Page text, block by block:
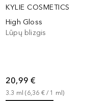
KYLIE COSMETICS
High Gloss
Lūpų blizgis
20,99 €
3.3 ml (6,36 € / 1 ml)